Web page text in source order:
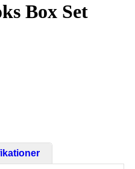
Box Set